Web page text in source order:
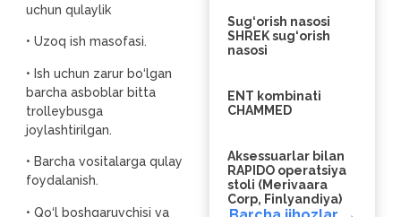
uchun qulaylik
• Uzoq ish masofasi.
• Ish uchun zarur bo‘lgan
barcha asboblar bitta
trolleybusga
joylashtirilgan.
• Barcha vositalarga qulay
foydalanish.
• Qo‘l boshqaruvchisi va
Sug‘orish nasosi
SHREK sug‘orish
nasosi
ENT kombinati
CHAMMED
Aksessuarlar bilan
RAPIDO operatsiya
stoli (Merivaara
Corp, Finlyandiya)